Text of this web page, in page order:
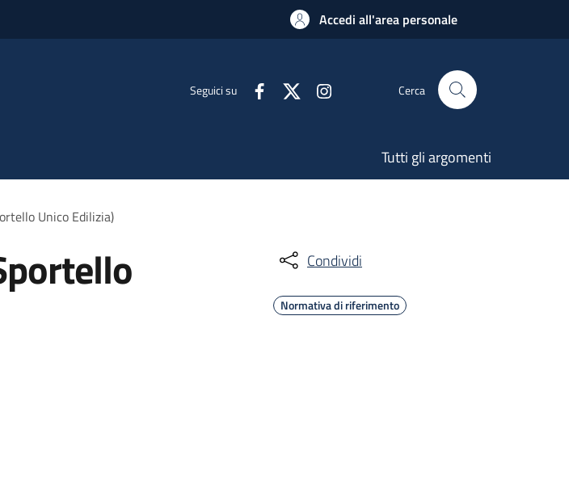
Accedi all'area personale
Seguici su Cerca
Tutti gli argomenti
Unico Edilizia)
Condividi
Normativa di riferimento